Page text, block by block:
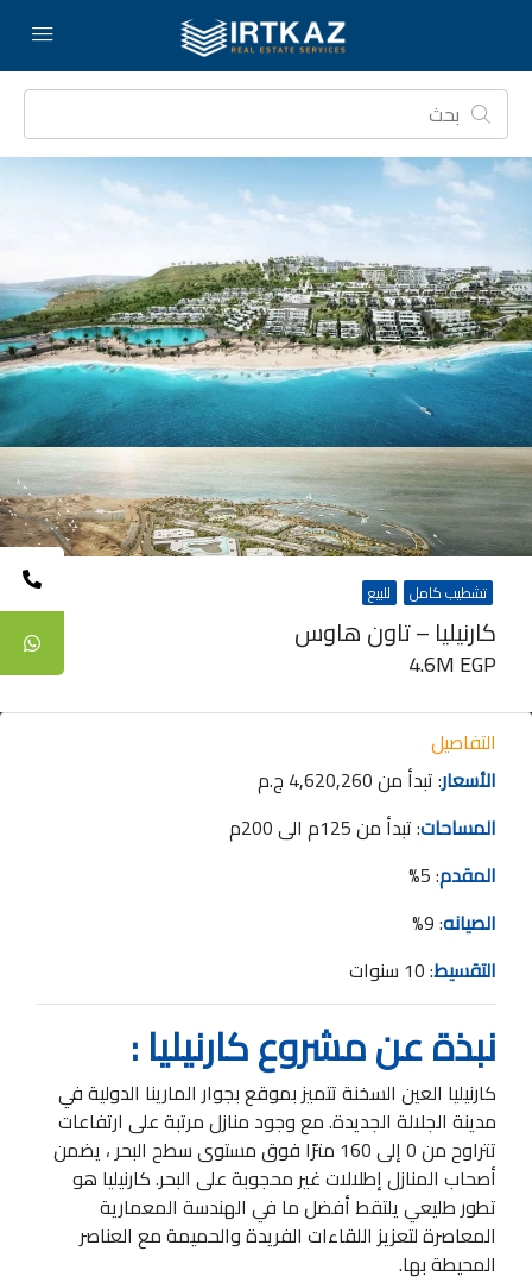
تشطيب كامل للبيع
كارنيليا – تاون هاوس
4.6M EGP
التفاصيل
الأسعار: تبدأ من 4,620,260 ج.م
المساحات: تبدأ من 125م الى 200م
المقدم: 5%
الصيانه: 9%
التقسيط: 10 سنوات
نبذة عن مشروع كارنيليا :
كارنيليا العين السخنة تتميز بموقع بجوار المارينا الدولية في
مدينة الجلالة الجديدة. مع وجود منازل مرتبة على ارتفاعات
تتراوح من 0 إلى 160 مترًا فوق مستوى سطح البحر ، يضمن
أصحاب المنازل إطلالات غير محجوبة على البحر. كارنيليا هو
تطور طليعي يلتقط أفضل ما في الهندسة المعمارية
المعاصرة لتعزيز اللقاءات الفريدة والحميمة مع العناصر
المحيطة بها.